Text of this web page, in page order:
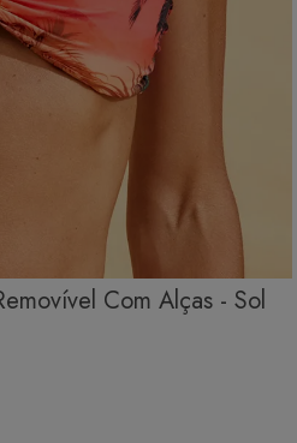
Com Alças - Sol